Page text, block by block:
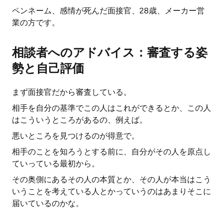
ペンネーム、感情が死んだ面接官、28歳、メーカー営
業の方です。
相談者へのアドバイス：審査する姿
勢と自己評価
まず面接官だから審査している。
相手を自分の基準でこの人はこれができるとか、この人
はこういうところがあるの、例えば。
悪いところを見つけるのが得意で。
相手のことを知ろうとする前に、自分がその人を原点し
ていっている最初から。
その奥側にあるその人の本質とか、その人が本当はこう
いうことを考えている人とかっていうのはあまりそこに
届いているのかな。